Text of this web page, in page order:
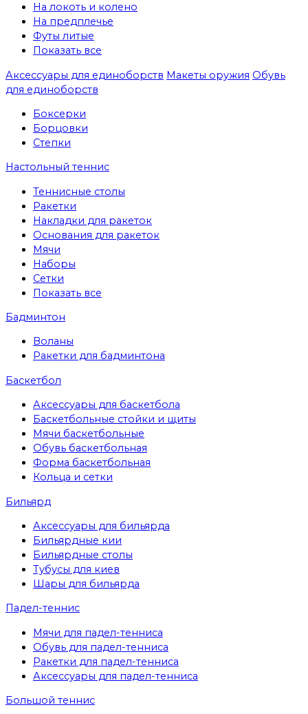
На локоть и колено
На предплечье
Футы литые
Показать все
Аксессуары для единоборств Макеты оружия Обувь
для единоборств
Боксерки
Борцовки
Степки
Настольный теннис
Теннисные столы
Ракетки
Накладки для ракеток
Основания для ракеток
Мячи
Наборы
Сетки
Показать все
Бадминтон
Воланы
Ракетки для бадминтона
Баскетбол
Аксессуары для баскетбола
Баскетбольные стойки и щиты
Мячи баскетбольные
Обувь баскетбольная
Форма баскетбольная
Кольца и сетки
Бильярд
Аксессуары для бильярда
Бильярдные кии
Бильярдные столы
Тубусы для киев
Шары для бильярда
Падел-теннис
Мячи для падел-тенниса
Обувь для падел-тенниса
Ракетки для падел-тенниса
Аксессуары для падел-тенниса
Большой теннис